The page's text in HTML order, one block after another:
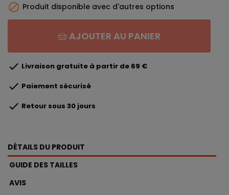
 Produit disponible avec d'autres options
AJOUTER AU PANIER
 Livraison gratuite à partir de 69 €
 Paiement sécurisé
 Retour sous 30 jours
DÉTAILS DU PRODUIT
GUIDE DES TAILLES
AVIS